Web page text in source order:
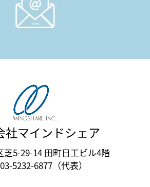
社マインドシェア
芝5-29-14 田町日工ビル4階
5232-6877（代表）